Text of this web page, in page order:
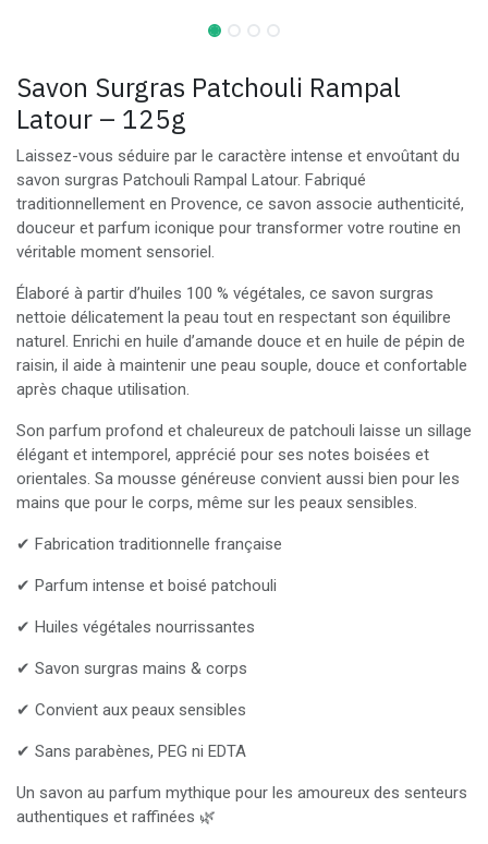
Savon Surgras Patchouli Rampal
Latour – 125g
Laissez-vous séduire par le caractère intense et envoûtant du
savon surgras Patchouli Rampal Latour. Fabriqué
traditionnellement en Provence, ce savon associe authenticité,
douceur et parfum iconique pour transformer votre routine en
véritable moment sensoriel.
Élaboré à partir d’huiles 100 % végétales, ce savon surgras
nettoie délicatement la peau tout en respectant son équilibre
naturel. Enrichi en huile d’amande douce et en huile de pépin de
raisin, il aide à maintenir une peau souple, douce et confortable
après chaque utilisation.
Son parfum profond et chaleureux de patchouli laisse un sillage
élégant et intemporel, apprécié pour ses notes boisées et
orientales. Sa mousse généreuse convient aussi bien pour les
mains que pour le corps, même sur les peaux sensibles.
✔ Fabrication traditionnelle française
✔ Parfum intense et boisé patchouli
✔ Huiles végétales nourrissantes
✔ Savon surgras mains & corps
✔ Convient aux peaux sensibles
✔ Sans parabènes, PEG ni EDTA
Un savon au parfum mythique pour les amoureux des senteurs
authentiques et raffinées 🌿